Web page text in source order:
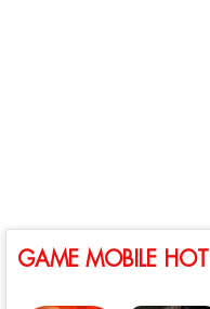
GAME MOBILE HOT